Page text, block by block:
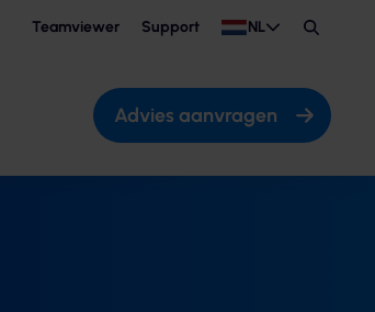
Teamviewer Support NL
Zoeken
Advies aanvragen